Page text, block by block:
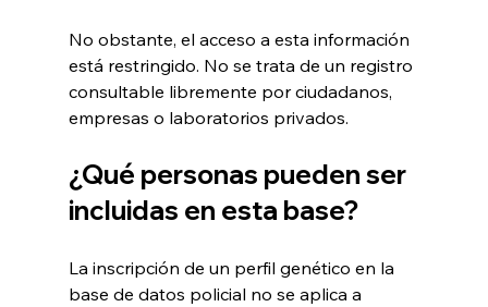
No obstante, el acceso a esta información
está restringido. No se trata de un registro
consultable libremente por ciudadanos,
empresas o laboratorios privados.
¿Qué personas pueden ser
incluidas en esta base?
La inscripción de un perfil genético en la
base de datos policial no se aplica a